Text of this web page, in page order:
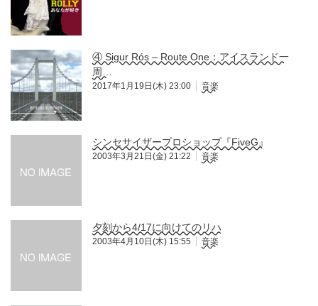
④ Sigur Rós – Route One：アイスランド一
周…
2017年1月19日(木) 23:00 音楽
シンセサイザープロショップ『FiveG』
2003年3月21日(金) 21:22 音楽
夕刻から4/17に向けてのリハ
2003年4月10日(木) 15:55 音楽